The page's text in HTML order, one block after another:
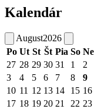
Kalendár
August2026
Po Ut St Št Pia So Ne
27 28 29 30 31 1
2
3
4 5 6 7 8
9
10 11 12 13 14 15 16
17 18 19 20 21 22 23